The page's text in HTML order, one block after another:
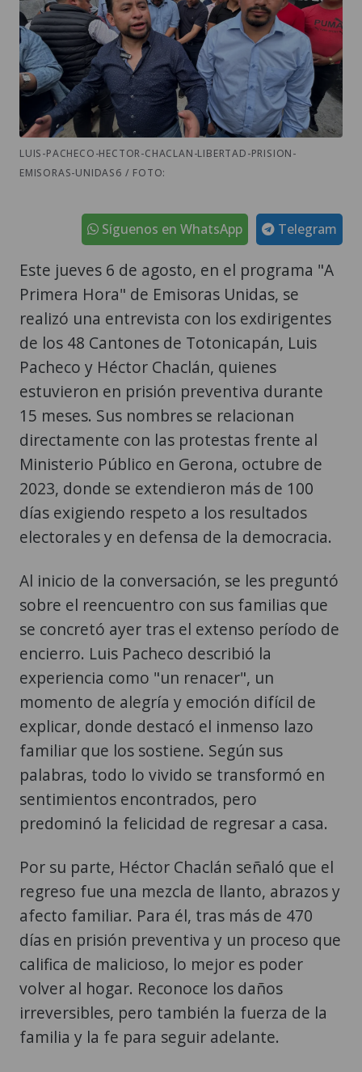
LUIS-PACHECO-HECTOR-CHACLAN-LIBERTAD-PRISION-
EMISORAS-UNIDAS6 / FOTO:
Síguenos en WhatsApp
Este jueves 6 de agosto, en el programa "A
Primera Hora" de Emisoras Unidas, se
realizó una entrevista con los exdirigentes
de los 48 Cantones de Totonicapán, Luis
Pacheco y Héctor Chaclán, quienes
estuvieron en prisión preventiva durante
15 meses. Sus nombres se relacionan
directamente con las protestas frente al
Ministerio Público en Gerona, octubre de
2023, donde se extendieron más de 100
días exigiendo respeto a los resultados
electorales y en defensa de la democracia.
Al inicio de la conversación, se les preguntó
se concretó ayer tras el extenso período de
encierro. Luis Pacheco describió la
experiencia como "un renacer", un
momento de alegría y emoción difícil de
explicar, donde destacó el inmenso lazo
familiar que los sostiene. Según sus
palabras, todo lo vivido se transformó en
sentimientos encontrados, pero
predominó la felicidad de regresar a casa.
Por su parte, Héctor Chaclán señaló que el
afecto familiar. Para él, tras más de 470
días en prisión preventiva y un proceso que
califica de malicioso, lo mejor es poder
volver al hogar. Reconoce los daños
irreversibles, pero también la fuerza de la
familia y la fe para seguir adelante.
"Una venganza"